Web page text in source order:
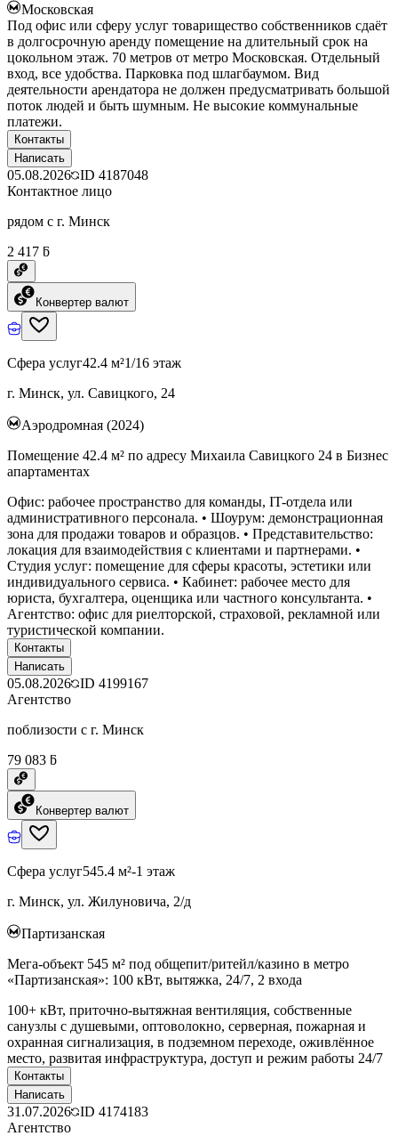
Московская
Под офис или сферу услуг товарищество собственников сдаёт
в долгосрочную аренду помещение на длительный срок на
цокольном этаж. 70 метров от метро Московская. Отдельный
вход, все удобства. Парковка под шлагбаумом. Вид
деятельности арендатора не должен предусматривать большой
поток людей и быть шумным. Не высокие коммунальные
платежи.
Контакты
Написать
05.08.2026 ID 4187048
Контактное лицо
рядом с г. Минск
2 417 ƃ
Конвертер валют
Сфера услуг42.4 м²1/16 этаж
г. Минск, ул. Савицкого, 24
Аэродромная (2024)
Помещение 42.4 м² по адресу Михаила Савицкого 24 в Бизнес
апартаментах
Офис: рабочее пространство для команды, IT-отдела или
административного персонала. • Шоурум: демонстрационная
зона для продажи товаров и образцов. • Представительство:
локация для взаимодействия с клиентами и партнерами. •
Студия услуг: помещение для сферы красоты, эстетики или
индивидуального сервиса. • Кабинет: рабочее место для
юриста, бухгалтера, оценщика или частного консультанта. •
Агентство: офис для риелторской, страховой, рекламной или
туристической компании.
Контакты
Написать
05.08.2026 ID 4199167
Агентство
поблизости с г. Минск
79 083 ƃ
Конвертер валют
Сфера услуг545.4 м²-1 этаж
г. Минск, ул. Жилуновича, 2/д
Партизанская
Мега-объект 545 м² под общепит/ритейл/казино в метро
«Партизанская»: 100 кВт, вытяжка, 24/7, 2 входа
100+ кВт, приточно-вытяжная вентиляция, собственные
санузлы с душевыми, оптоволокно, серверная, пожарная и
охранная сигнализация, в подземном переходе, оживлённое
место, развитая инфраструктура, доступ и режим работы 24/7
Контакты
Написать
31.07.2026 ID 4174183
Агентство